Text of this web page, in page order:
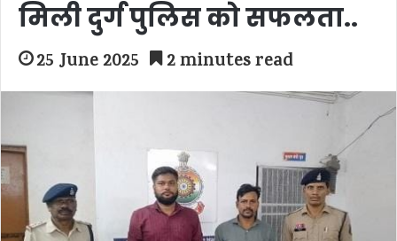
मिली दुर्ग पुलिस को सफलता..
25 June 2025 2 minutes read